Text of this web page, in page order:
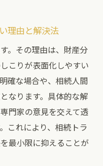
理由と解決法
。その理由は、財産分
こりが表面化しやすい
確な場合や、相続人間
なります。具体的な解
門家の意見を交えて透
これにより、相続トラ
最小限に抑えることが